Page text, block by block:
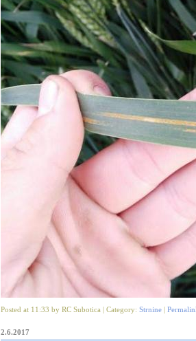
Posted at 11:33 by RC Subotica | Category: Strnine
2.6.2017